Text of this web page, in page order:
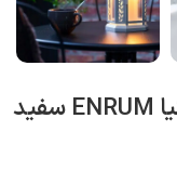
فانوس برای شمع استوانه‌ای ایکیا ENRUM سفید